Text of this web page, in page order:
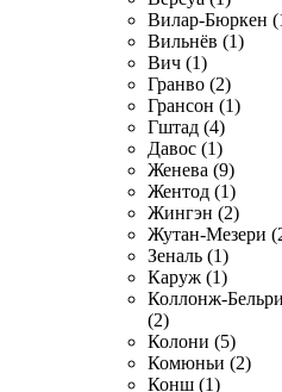
Вилар-Бюркен
Вильнёв (1)
Вич (1)
Гранво (2)
Грансон (1)
Гштад (4)
Давос (1)
Женева (9)
Жентод (1)
Жингэн (2)
Жутан-Мезери
Зеналь (1)
Каруж (1)
Коллонж-
(2)
Колони (5)
Комюньи (2)
Конш (1)